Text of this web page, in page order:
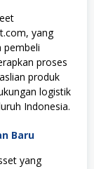
yang
pembeli
proses
produk
logistik
Indonesia.
Baru
yang